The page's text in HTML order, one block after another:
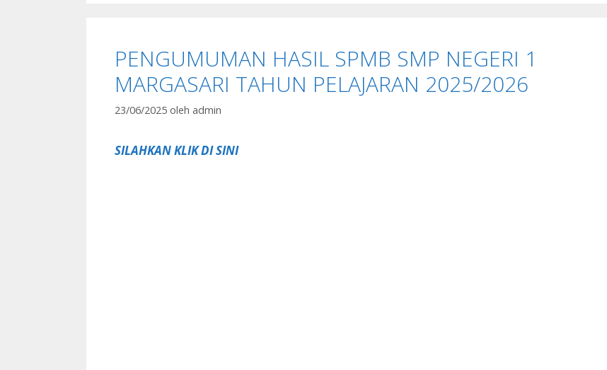
PENGUMUMAN HASIL SPMB SMP NEGERI 1
MARGASARI TAHUN PELAJARAN 2025/2026
23/06/2025 oleh admin
SILAHKAN KLIK DI SINI